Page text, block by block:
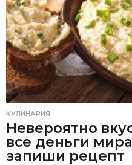
КУЛИНАРИЯ
Невероятно
все деньги
запиши рецепт